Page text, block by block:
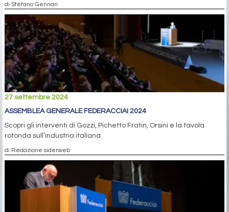
di Stefano Gennari
27 settembre 2024
ASSEMBLEA GENERALE FEDERACCIAI 2024
Scopri gli interventi di Gozzi, Pichetto Fratin, Orsini e la tavola
rotonda sull’industria italiana
di Redazione siderweb